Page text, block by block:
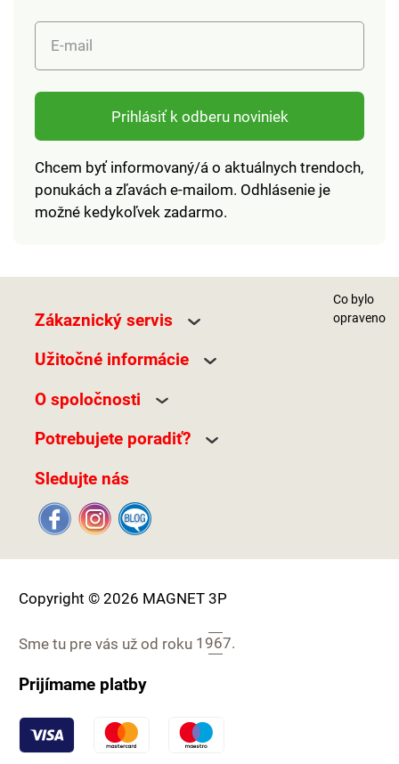
E-mail
Prihlásiť k odberu noviniek
Chcem byť informovaný/á o aktuálnych trendoch,
ponukách a zľavách e-mailom. Odhlásenie je
možné kedykoľvek zadarmo.
Zákaznický servis
Užitočné informácie
O spoločnosti
Potrebujete poradiť?
Sledujte nás
Co bylo
opraveno
Copyright © 2026 MAGNET 3P
Sme tu pre vás už od roku 1967.
Prijímame platby